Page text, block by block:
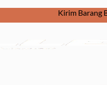
Kirim Barang Bukan